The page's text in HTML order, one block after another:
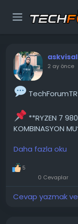
askvisal
2 ay önce
**RYZEN 7
KOMBINASYON
Merhaba, bu
Yapılandırmamı
bilgilere
bileşenlerin
şeyi değiştirmem
Daha fazla oku
5
0 Cevaplar
Cevap yazmak